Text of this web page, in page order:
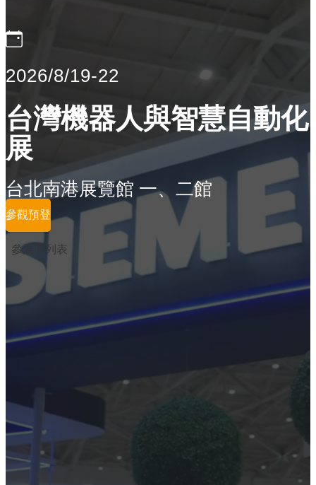
2026/8/19-22
台灣機器人與智慧自動化
展
台北南港展覽館 一、二館
參觀預登
參展商列表